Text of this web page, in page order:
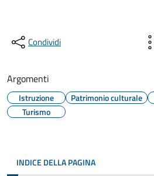
Condividi
Argomenti
Istruzione Patrimonio culturale
Turismo
INDICE DELLA PAGINA